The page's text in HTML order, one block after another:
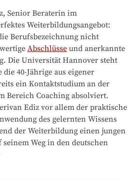
Senior Beraterin im
Weiterbildungsangebot:
Berufsbezeichnung nicht
Abschlüsse und anerkannte
Die Universität Hannover steht
die 40-Jährige aus eigener
ein Kontaktstudium an der
Bereich Coaching absolviert.
Ediz vor allem der praktische
des gelernten Wissens
der Weiterbildung einen jungen
Weg in den deutschen